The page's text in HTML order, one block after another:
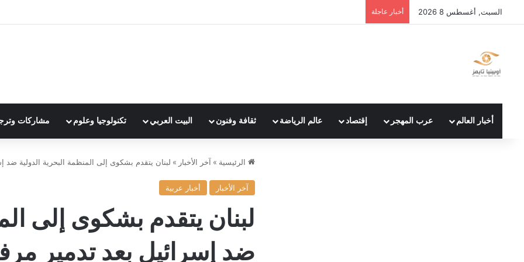
السبت, أغسطس 8 2026 أخبار عاجلة
أخبار العالم عرب المهجر إقتصاد عالم الرياضة ثقافة وفنون البيت العربي تكنولوجيا وعلوم مشاركات
الرئيسية » آخر الأخبار » لبنان يتقدم بشكوى إلى المنظمة البحرية الدولية ضد
آخر الأخبار أخبار عربية
لبنان يتقدم بشكوى إلى
ضد إسرائيل بعد تدمير